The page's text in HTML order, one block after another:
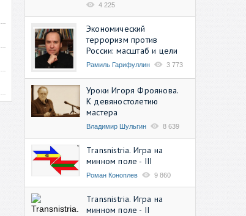
4 225
Экономический
терроризм против
России: масштаб и цели
Рамиль Гарифуллин 3 773
Уроки Игоря Фроянова.
К девяностолетию
мастера
Владимир Шульгин 8 639
Transnistria. Игра на
минном поле - III
Роман Коноплев 9 860
Transnistria. Игра на
минном поле - II